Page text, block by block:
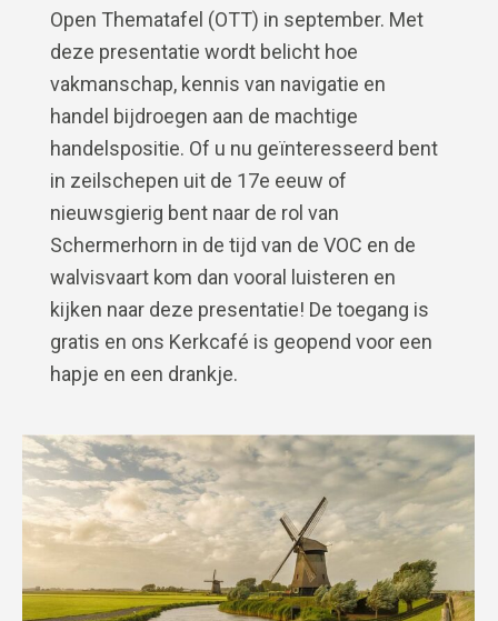
Open Thematafel (OTT) in september. Met
deze presentatie wordt belicht hoe
vakmanschap, kennis van navigatie en
handel bijdroegen aan de machtige
handelspositie. Of u nu geïnteresseerd bent
in zeilschepen uit de 17e eeuw of
nieuwsgierig bent naar de rol van
Schermerhorn in de tijd van de VOC en de
walvisvaart kom dan vooral luisteren en
kijken naar deze presentatie! De toegang is
gratis en ons Kerkcafé is geopend voor een
hapje en een drankje.